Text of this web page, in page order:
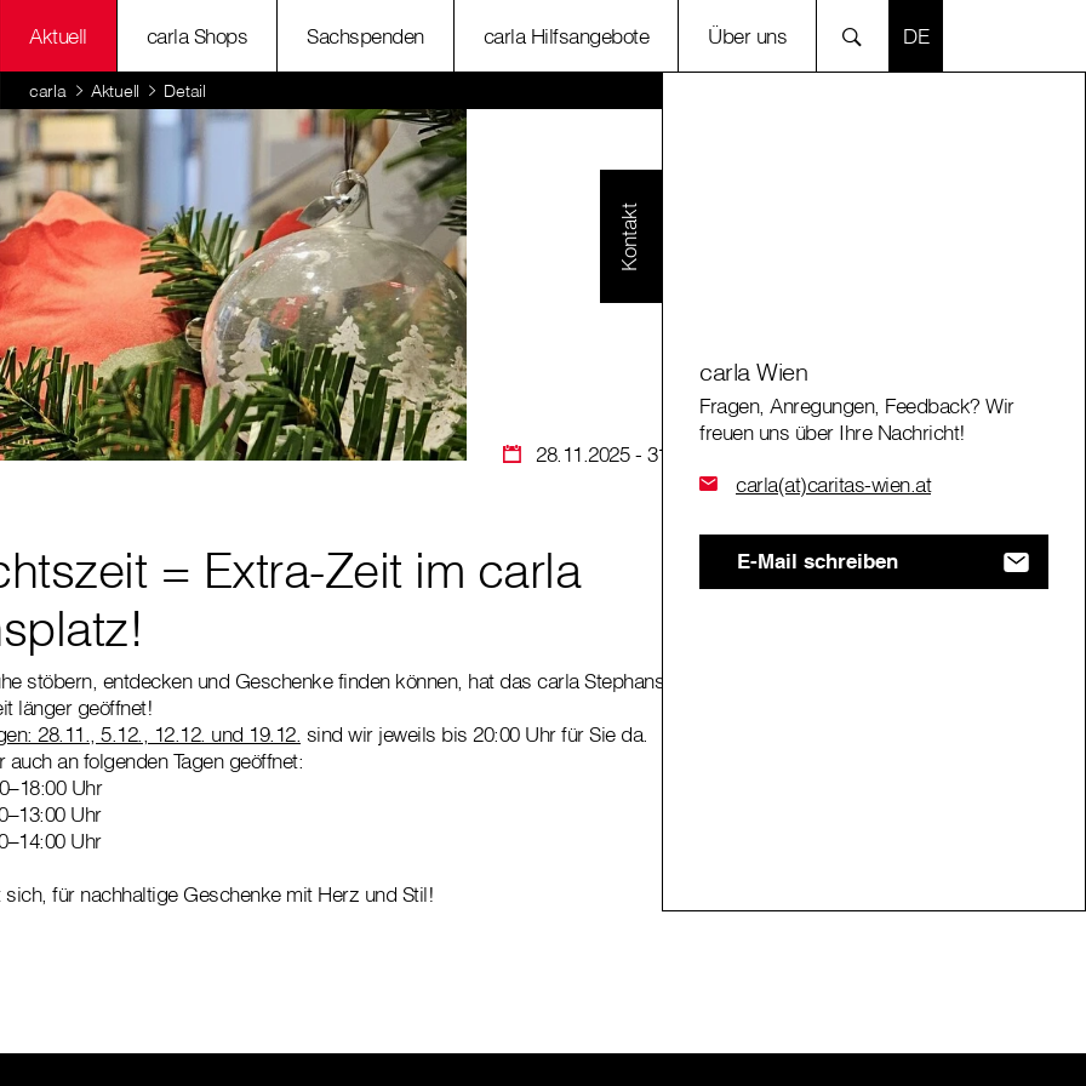
Aktuell carla Shops Sachspenden carla Hilfsangebote Über uns SPRACHE
carla Aktuell Detail
carla Wien
Fragen, Anregungen, Feedback? Wir
freuen uns über Ihre Nachricht!
carla(at)caritas-wien.at
E-Mail schreiben
28.11.2025- 31.12.2025
= Extra-Zeit im carla
stöbern, entdecken und Geschenke finden können, hat das carla Stephansplatz
länger geöffnet!
28.11., 5.12., 12.12. und 19.12. sind wir jeweils bis 20:00 Uhr für Sie da.
an folgenden Tagen geöffnet:
Uhr
Uhr
Uhr
sich, für nachhaltige Geschenke mit Herz und Stil!